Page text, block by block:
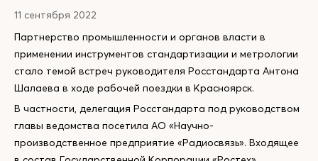
11 сентября 2022
Партнерство промышленности и органов власти в
применении инструментов стандартизации и метрологии
стало темой встреч руководителя Росстандарта Антона
Шалаева в ходе рабочей поездки в Красноярск.
В частности, делегация Росстандарта под руководством
главы ведомства посетила АО «Научно-
производственное предприятие «Радиосвязь». Входящее